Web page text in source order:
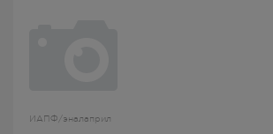
ИАПФ/эналаприл